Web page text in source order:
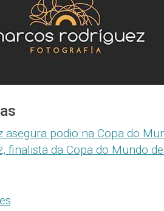
asegura podio na Copa do
finalista da Copa do Mundo